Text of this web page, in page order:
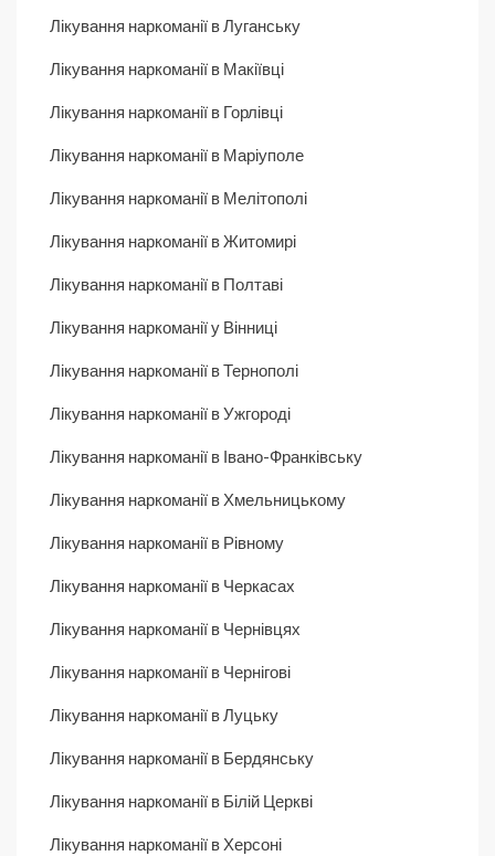
Лікування наркоманії в Луганську
Лікування наркоманії в Макіївці
Лікування наркоманії в Горлівці
Лікування наркоманії в Маріуполе
Лікування наркоманії в Мелітополі
Лікування наркоманії в Житомирі
Лікування наркоманії в Полтаві
Лікування наркоманії у Вінниці
Лікування наркоманії в Тернополі
Лікування наркоманії в Ужгороді
Лікування наркоманії в Івано-Франківську
Лікування наркоманії в Хмельницькому
Лікування наркоманії в Рівному
Лікування наркоманії в Черкасах
Лікування наркоманії в Чернівцях
Лікування наркоманії в Чернігові
Лікування наркоманії в Луцьку
Лікування наркоманії в Бердянську
Лікування наркоманії в Білій Церкві
Лікування наркоманії в Херсоні